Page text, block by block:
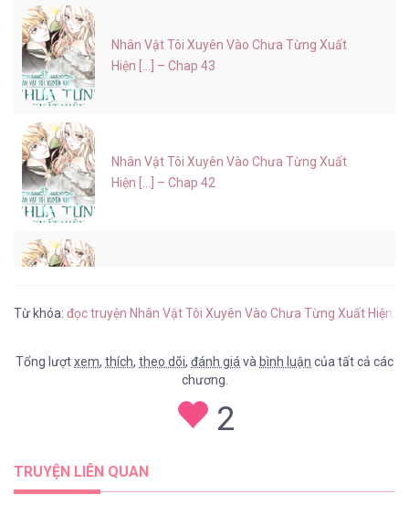
Nhân Vật Tôi Xuyên Vào Chưa Từng Xuất
Hiện [...] – Chap 43
Nhân Vật Tôi Xuyên Vào Chưa Từng Xuất
Hiện [...] – Chap 42
Hiện [...] – Chap 40
Từ khóa: đọc truyện Nhân Vật Tôi Xuyên Vào Chưa Từng Xuất Hiện
Tổng lượtxem, thích, theo dõi, đánh giá và bình luận của tất cả các
chương.
2
TRUYỆN LIÊN QUAN